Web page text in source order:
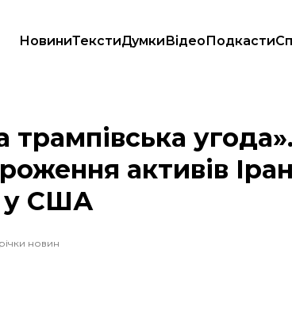
НовиниТекстиДумкиВідеоПодкасти
Венс заявив, що розмороження активів Ірану має
трампівська
активів
у США
новин